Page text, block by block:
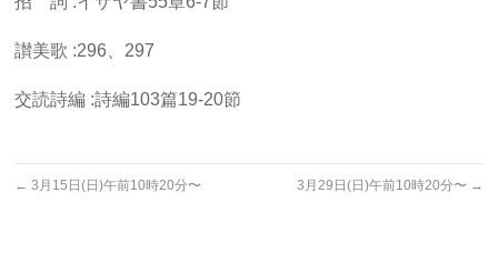
讃美歌 :296、297
交読詩編 :詩編103篇19-20節
← 3月15日(日)午前10時20分〜 3月29日(日)午前10時20分〜 →